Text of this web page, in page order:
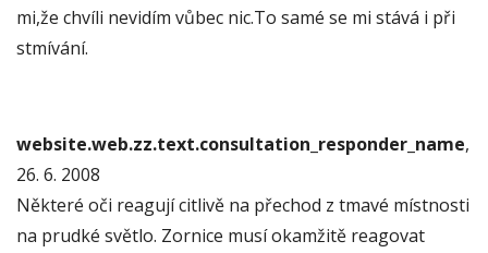
mi,že chvíli nevidím vůbec nic.To samé se mi stává i při
stmívání.
website.web.zz.text.consultation_responder_name,
26. 6. 2008
Některé oči reagují citlivě na přechod z tmavé místnosti
na prudké světlo. Zornice musí okamžitě reagovat